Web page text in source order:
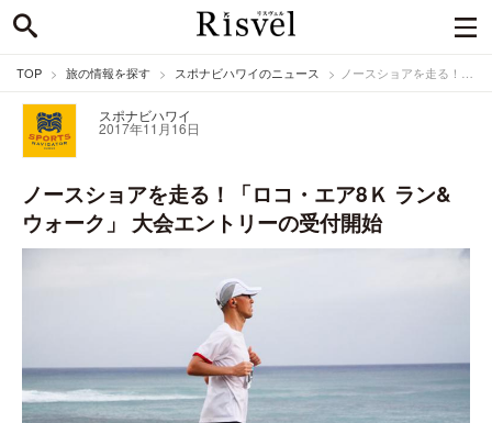
TOP 旅の情報を探す スポナビハワイのニュース ノースショアを走る！「ロコ・エア8Ｋ ラン&ウォーク」 大会エントリーの受付開始
スポナビハワイ
2017年11月16日
ノースショアを走る！「ロコ・エア8Ｋ ラン&
ウォーク」 大会エントリーの受付開始